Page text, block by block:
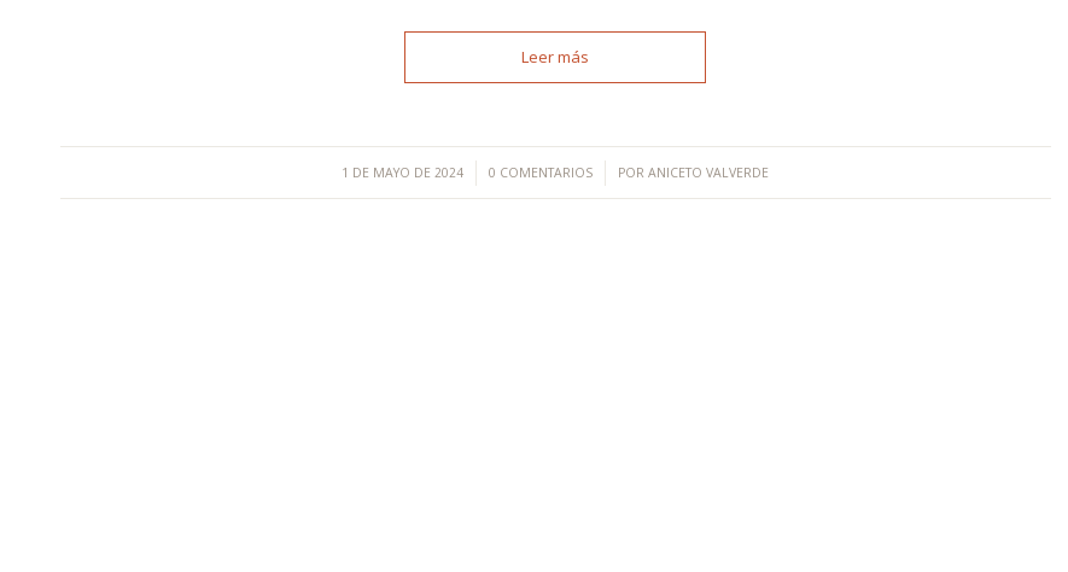
Leer más
1 DE MAYO DE 2024
/ 0 COMENTARIOS
/ PORANICETO VALVERDE